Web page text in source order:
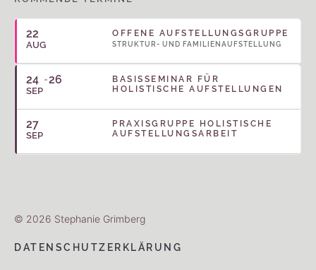
22
AUG
OFFENE AUFSTELLUNGSGRUPPE
STRUKTUR- UND FAMILIENAUFSTELLUNG
24
SEP
26
BASISSEMINAR FÜR
HOLISTISCHE AUFSTELLUNGEN
27
SEP
PRAXISGRUPPE HOLISTISCHE
AUFSTELLUNGSARBEIT
© 2026 Stephanie Grimberg
DATENSCHUTZERKLÄRUNG